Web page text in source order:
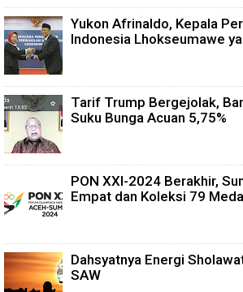
Yukon Afrinaldo, Kepala
Indonesia Lhokseumawe
Tarif Trump Bergejolak,
Suku Bunga Acuan 5,75%
PON XXI-2024 Berakhir,
Empat dan Koleksi 79
Dahsyatnya Energi
SAW